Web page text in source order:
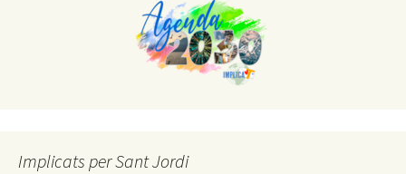
Implicats per Sant Jordi